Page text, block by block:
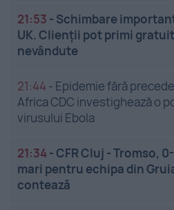
21:53 - Schimbare
UK. Clienții pot primi
nevândute
21:44 - Epidemie fără
Africa CDC investighează o
virusului Ebola
21:34-CFR Cluj - Tromso,
mari pentru echipa din
contează